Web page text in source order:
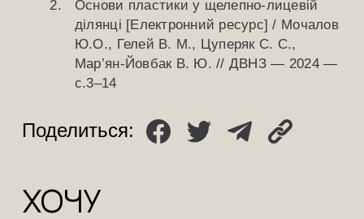
Основи пластики у щелепно-лицевій
ділянці [Електронний ресурс] / Мочалов
Ю.О., Гелей В. М., Цуперяк С. С.,
Мар’ян-Йовбак В. Ю. // ДВНЗ — 2024 —
с.3–14
Поделиться:
ХОЧУ